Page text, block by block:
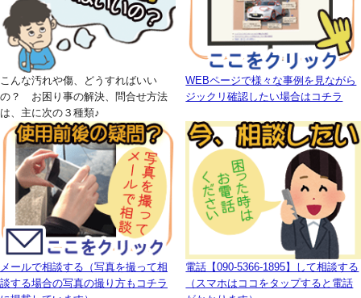
こんな汚れや傷、どうすればいい
の？ お困り事の解決、問合せ方法
は、主に次の３種類♪
WEBページで様々な事例を見ながら
ジックリ確認したい場合はコチラ
メールで相談する（写真を撮って相
談する場合の写真の撮り方もコチラ
電話【090-5366-1895】して相談する
（スマホはココをタップすると電話